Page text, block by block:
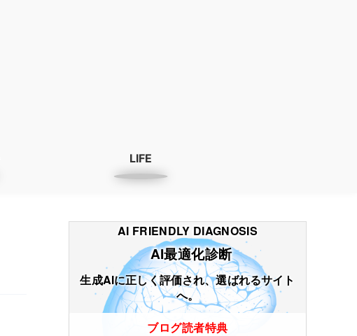
LIFE
AI FRIENDLY DIAGNOSIS
AI最適化診断
生成AIに正しく評価され、選ばれるサイト
へ。
ブログ読者特典